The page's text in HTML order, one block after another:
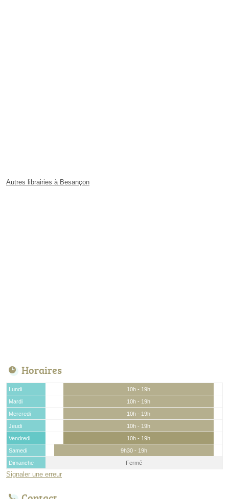
Autres librairies à Besançon
Horaires
Lundi
10h - 19h
Mardi
10h - 19h
Mercredi
10h - 19h
Jeudi
10h - 19h
Vendredi
10h - 19h
Samedi
9h30 - 19h
Dimanche
Fermé
Signaler une erreur